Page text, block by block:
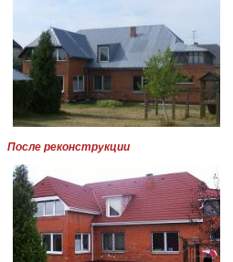
После реконструкции